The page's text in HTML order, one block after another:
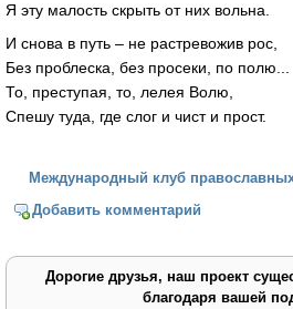
Я эту малость скрыть от них вольна.
И снова в путь – не растревожив рос,
Без проблеска, без просеки, по полю...
То, преступая, то, лелея Волю,
Спешу туда, где слог и чист и прост.
Международный клуб
Добавить комментарий
Дорогие друзья, наш проект
благодаря вашей